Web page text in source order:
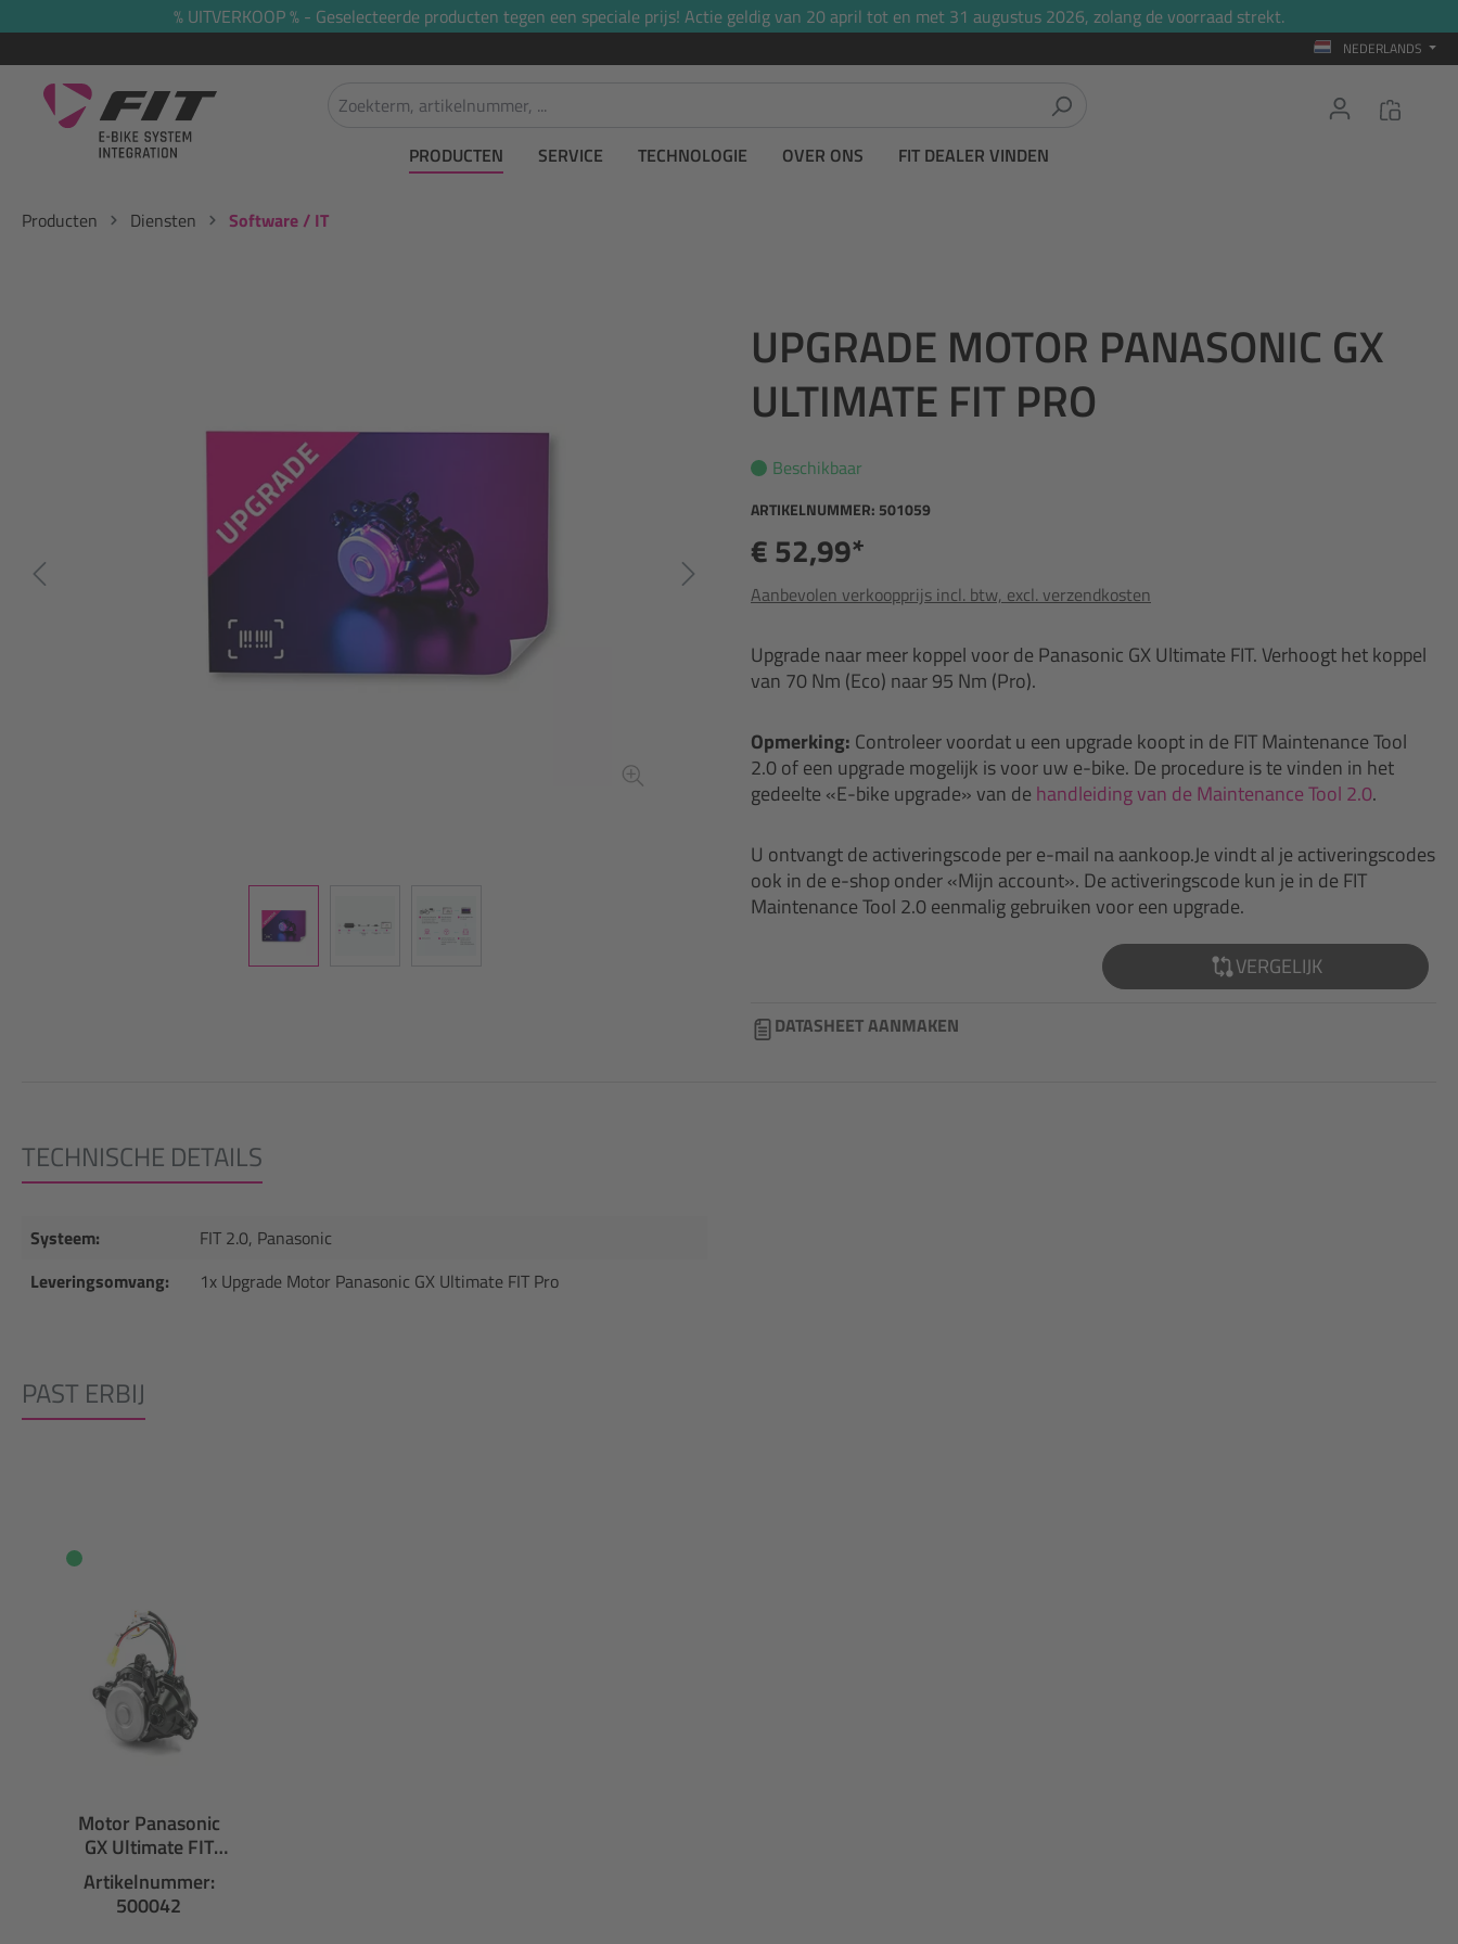
Ga naar de hoofdnavigatie
% UITVERKOOP % - Geselecteerde producten tegen een speciale prijs! Actie geldig van 20 april tot en met 31 augustus 2026, zolang de voorraad strekt.
NEDERLANDS
PRODUCTEN SERVICE TECHNOLOGIE OVER ONS FIT DEALER VINDEN
Producten Diensten Software / IT
UPGRADE MOTOR PANASONIC GX
ULTIMATE FIT PRO
Beschikbaar
ARTIKELNUMMER: 501059
€ 52,99*
Aanbevolen verkoopprijs incl. btw, excl. verzendkosten
Upgrade naar meer koppel voor de Panasonic GX Ultimate FIT. Verhoogt het koppel
van 70 Nm (Eco) naar 95 Nm (Pro).
Opmerking: Controleer voordat u een upgrade koopt in de FIT Maintenance Tool
2.0 of een upgrade mogelijk is voor uw e-bike. De procedure is te vinden in het
gedeelte «E-bike upgrade» van de handleiding van de Maintenance Tool 2.0.
U ontvangt de activeringscode per e-mail na aankoop.Je vindt al je activeringscodes
ook in de e-shop onder «Mijn account». De activeringscode kun je in de FIT
Maintenance Tool 2.0 eenmalig gebruiken voor een upgrade.
VERGELIJK
DATASHEET AANMAKEN
TECHNISCHE DETAILS
Systeem:
FIT 2.0, Panasonic
Leveringsomvang:
1x Upgrade Motor Panasonic GX Ultimate FIT Pro
PAST ERBIJ
Motor Panasonic
GX Ultimate FIT
NUA230F
Artikelnummer:
500042